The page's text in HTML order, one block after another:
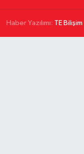
Haber Yazılımı: TE Bilişim